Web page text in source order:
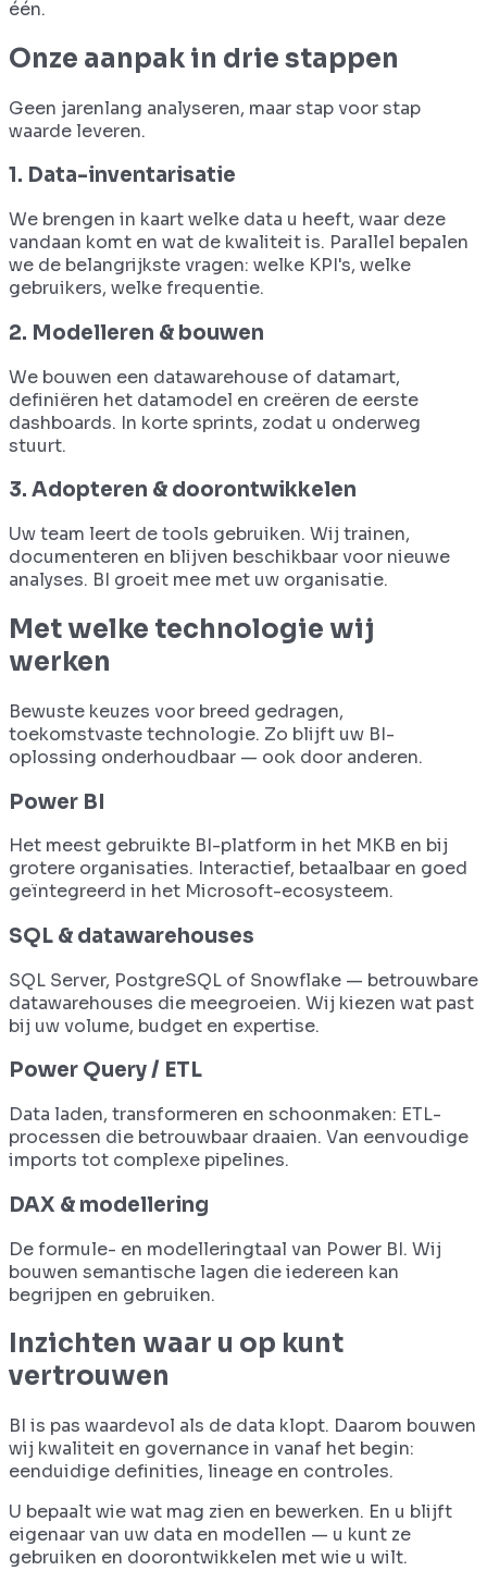
één.
Onze aanpak in drie stappen
Geen jarenlang analyseren, maar stap voor stap
waarde leveren.
1. Data-inventarisatie
We brengen in kaart welke data u heeft, waar deze
vandaan komt en wat de kwaliteit is. Parallel bepalen
we de belangrijkste vragen: welke KPI's, welke
gebruikers, welke frequentie.
2. Modelleren & bouwen
We bouwen een datawarehouse of datamart,
definiëren het datamodel en creëren de eerste
dashboards. In korte sprints, zodat u onderweg
stuurt.
3. Adopteren & doorontwikkelen
Uw team leert de tools gebruiken. Wij trainen,
documenteren en blijven beschikbaar voor nieuwe
analyses. BI groeit mee met uw organisatie.
Met welke technologie wij
werken
Bewuste keuzes voor breed gedragen,
toekomstvaste technologie. Zo blijft uw BI-
oplossing onderhoudbaar — ook door anderen.
Power BI
Het meest gebruikte BI-platform in het MKB en bij
grotere organisaties. Interactief, betaalbaar en goed
geïntegreerd in het Microsoft-ecosysteem.
SQL & datawarehouses
SQL Server, PostgreSQL of Snowflake — betrouwbare
datawarehouses die meegroeien. Wij kiezen wat past
bij uw volume, budget en expertise.
Power Query / ETL
Data laden, transformeren en schoonmaken: ETL-
processen die betrouwbaar draaien. Van eenvoudige
imports tot complexe pipelines.
DAX & modellering
De formule- en modelleringtaal van Power BI. Wij
bouwen semantische lagen die iedereen kan
begrijpen en gebruiken.
Inzichten waar u op kunt
vertrouwen
BI is pas waardevol als de data klopt. Daarom bouwen
wij kwaliteit en governance in vanaf het begin:
eenduidige definities, lineage en controles.
U bepaalt wie wat mag zien en bewerken. En u blijft
eigenaar van uw data en modellen — u kunt ze
gebruiken en doorontwikkelen met wie u wilt.